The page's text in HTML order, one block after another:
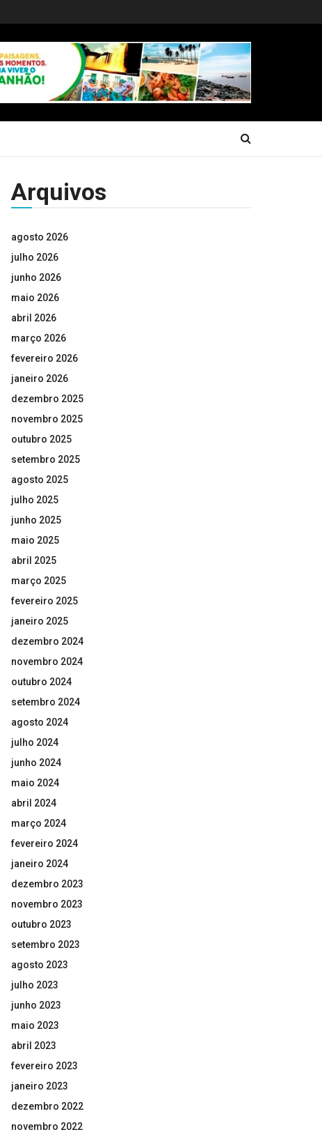
Arquivos
agosto 2026
julho 2026
junho 2026
maio 2026
abril 2026
março 2026
fevereiro 2026
janeiro 2026
dezembro 2025
novembro 2025
outubro 2025
setembro 2025
agosto 2025
julho 2025
junho 2025
maio 2025
abril 2025
março 2025
fevereiro 2025
janeiro 2025
dezembro 2024
novembro 2024
outubro 2024
setembro 2024
agosto 2024
julho 2024
junho 2024
maio 2024
abril 2024
março 2024
fevereiro 2024
janeiro 2024
dezembro 2023
novembro 2023
outubro 2023
setembro 2023
agosto 2023
julho 2023
junho 2023
maio 2023
abril 2023
fevereiro 2023
janeiro 2023
dezembro 2022
novembro 2022